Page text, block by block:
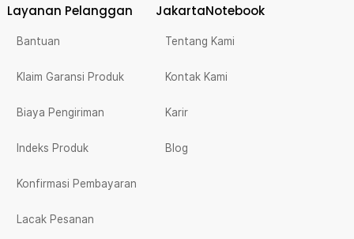
Layanan Pelanggan
Bantuan
Klaim Garansi Produk
Biaya Pengiriman
Indeks Produk
Konfirmasi Pembayaran
Lacak Pesanan
JakartaNotebook
Tentang Kami
Kontak Kami
Karir
Blog